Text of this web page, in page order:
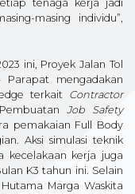
tenaga kerja jadi
masing individu”,
ini, Proyek Jalan Tol
Parapat mengadakan
terkait Contractor
Job Safety
pemakaian Full Body
Aksi simulasi teknik
kecelakaan kerja juga
K3 tahun ini. Selain
Marga Waskita